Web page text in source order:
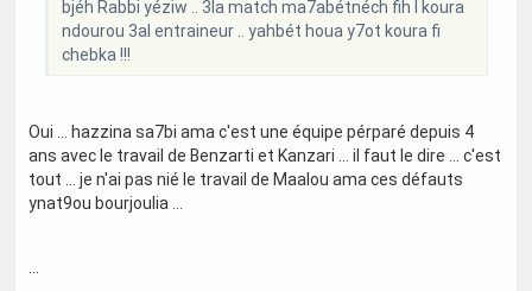
bjéh Rabbi yéziw .. 3la match ma7abétnéch fih l koura
ndourou 3al entraineur .. yahbét houa y7ot koura fi
chebka !!!
Oui ... hazzina sa7bi ama c'est une équipe pérparé depuis 4
ans avec le travail de Benzarti et Kanzari ... il faut le dire ... c'est
tout ... je n'ai pas nié le travail de Maalou ama ces défauts
ynat9ou bourjoulia ...
...